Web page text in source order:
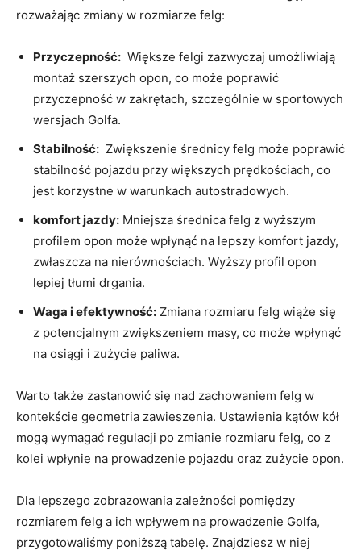
⁢rozważając ⁢zmiany w⁤ rozmiarze felg:
Przyczepność: ‍ Większe felgi zazwyczaj umożliwiają‌
montaż szerszych opon, ⁣co może⁣ poprawić
⁣przyczepność ⁤w zakrętach, szczególnie ‌w sportowych
wersjach Golfa.
Stabilność: ‌ Zwiększenie średnicy felg⁤ może poprawić
stabilność ​pojazdu przy większych prędkościach,⁤ co
jest korzystne‌ w warunkach autostradowych.
komfort jazdy: Mniejsza średnica felg‍ z‌ wyższym
profilem opon ⁣może ‌wpłynąć na⁤ lepszy komfort jazdy,
zwłaszcza na nierównościach. Wyższy profil opon
lepiej tłumi drgania.
Waga i efektywność: Zmiana rozmiaru felg wiąże​ się
z potencjalnym zwiększeniem⁤ masy, co może wpłynąć
na⁢ osiągi i zużycie paliwa.
Warto także zastanowić się‌ nad ⁢zachowaniem felg w
kontekście geometria⁤ zawieszenia. Ustawienia⁢ kątów kół
⁣mogą wymagać regulacji‍ po zmianie rozmiaru felg, co z
⁢kolei⁤ wpłynie na prowadzenie⁢ pojazdu‌ oraz zużycie ⁢opon.
Dla lepszego ⁢zobrazowania ‌zależności pomiędzy
rozmiarem‌ felg a⁤ ich wpływem⁢ na prowadzenie Golfa,
przygotowaliśmy⁣ poniższą​ tabelę. ⁣Znajdziesz ‍w niej